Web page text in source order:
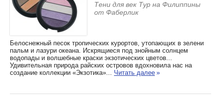
Тени для век Тур на Филиппины
от Фаберлик
Белоснежный песок тропических курортов, утопающих в зелени
пальм и лазури океана. Искрящиеся под знойным солнцем
водопады и волшебные краски экзотических цветов...
Удивительная природа райских островов вдохновила нас на
создание коллекции «Экзотика»... Читать далее »